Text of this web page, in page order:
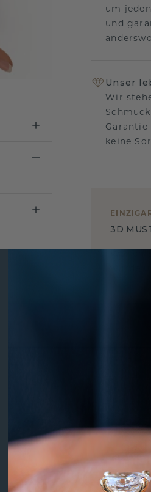
um
und
Unser
Wir
keine
3D
Wollen
würde